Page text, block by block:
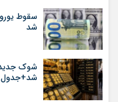
شد
شد+جدول